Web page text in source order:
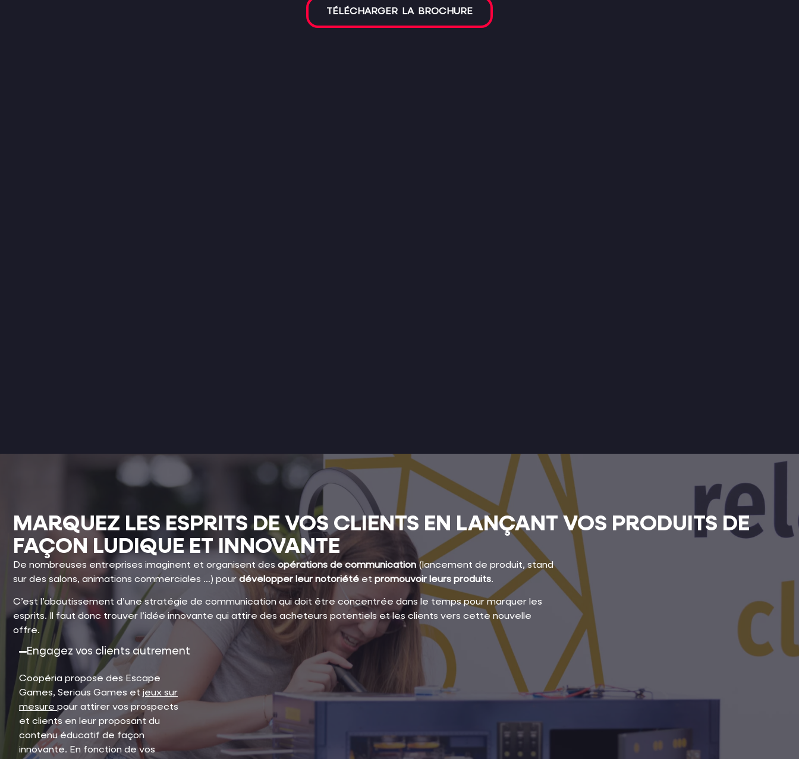
TÉLÉCHARGER LA BROCHURE
MARQUEZ LES ESPRITS DE VOS CLIENTS EN LANÇANT VOS PRODUITS DE
FAÇON LUDIQUE ET INNOVANTE
De nombreuses entreprises imaginent et organisent des opérations de communication (lancement de produit, stand
sur des salons, animations commerciales …) pour développer leur notoriété et promouvoir leurs produits.
C’est l’aboutissement d’une stratégie de communication qui doit être concentrée dans le temps pour marquer les
esprits. Il faut donc trouver l’idée innovante qui attire des acheteurs potentiels et les clients vers cette nouvelle
offre.
Engagez vos clients autrement
Coopéria propose des Escape
Games, Serious Games et jeux sur
mesure pour attirer vos prospects
et clients en leur proposant du
contenu éducatif de façon
innovante. En fonction de vos